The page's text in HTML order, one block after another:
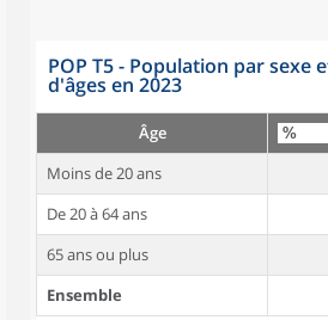
POP T5 - Population par sexe
d'âges en 2023
Âge
Moins de 20 ans
De 20 à 64 ans
65 ans ou plus
Ensemble